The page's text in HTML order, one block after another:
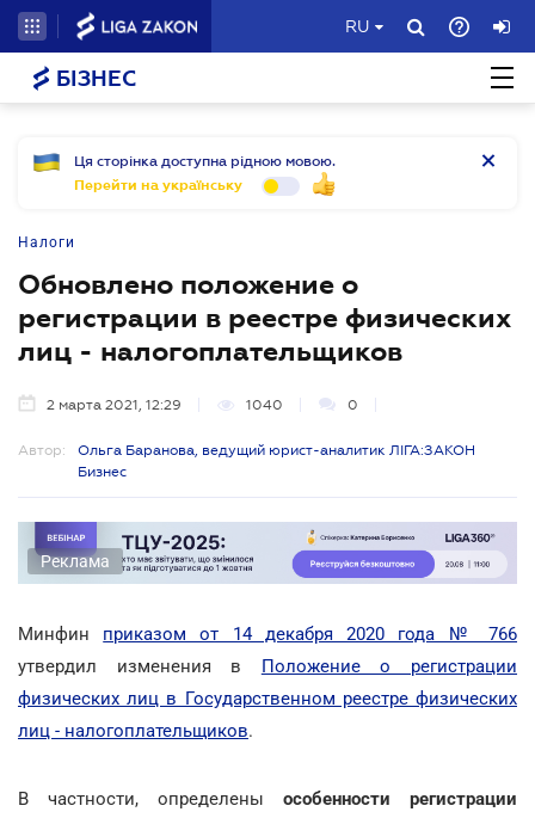
RU
БІЗНЕС
Ця сторінка доступна рідною мовою.
Перейти на українську
Налоги
Обновлено положение о
регистрации в реестре физических
лиц - налогоплательщиков
2 марта 2021, 12:29 1040 0
Автор:
Ольга Баранова, ведущий юрист-аналитик ЛІГА:ЗАКОН
Бизнес
Реклама
Минфин приказом от 14 декабря 2020 года № 766
утвердил изменения в Положение о регистрации
физических лиц в Государственном реестре физических
лиц - налогоплательщиков.
В частности, определены особенности регистрации